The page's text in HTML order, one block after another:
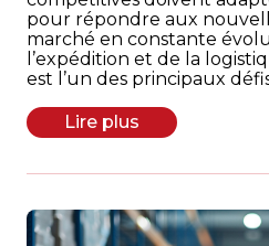
pour répondre aux
marché en constante
l’expédition et de la
est l’un des principaux
Lire plus